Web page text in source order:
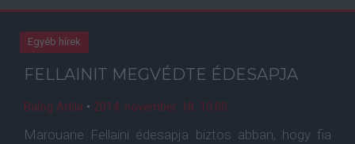
Egyéb hírek
FELLAINIT MEGVÉDTE ÉDESAPJA
Balog Attila • 2014. november. 18. 10:00
Marouane Fellaini édesapja biztos abban, hogy fia